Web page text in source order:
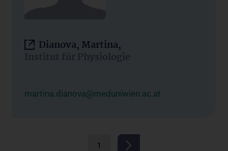
Dianova, Martina,
Institut für Physiologie
martina.dianova@meduniwien.ac.at
1